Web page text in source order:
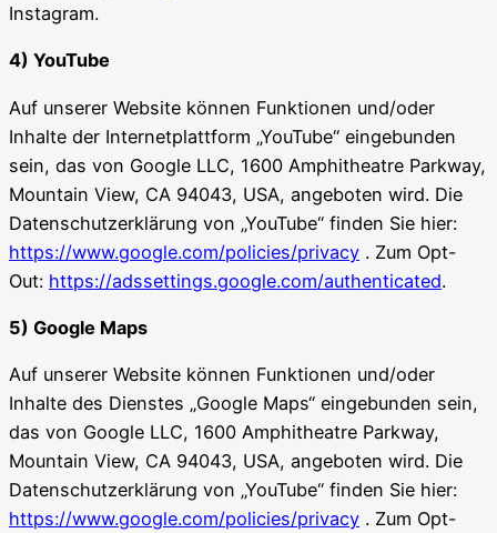
Instagram.
4) YouTube
Auf unserer Website können Funktionen und/oder
Inhalte der Internetplattform „YouTube“ eingebunden
sein, das von Google LLC, 1600 Amphitheatre Parkway,
Mountain View, CA 94043, USA, angeboten wird. Die
Datenschutzerklärung von „YouTube“ finden Sie hier:
https://www.google.com/policies/privacy . Zum Opt-
Out: https://adssettings.google.com/authenticated.
5) Google Maps
Auf unserer Website können Funktionen und/oder
Inhalte des Dienstes „Google Maps“ eingebunden sein,
das von Google LLC, 1600 Amphitheatre Parkway,
Mountain View, CA 94043, USA, angeboten wird. Die
Datenschutzerklärung von „YouTube“ finden Sie hier:
https://www.google.com/policies/privacy . Zum Opt-